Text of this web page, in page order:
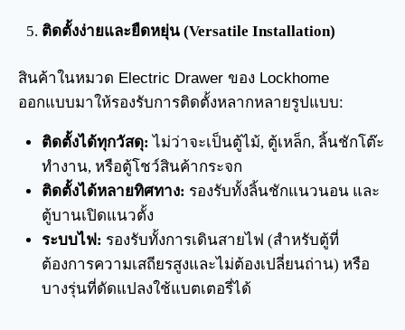
ติดตั้งง่ายและยืดหยุ่น (Versatile Installation)
สินค้าในหมวด Electric Drawer ของ Lockhome
ออกแบบมาให้รองรับการติดตั้งหลากหลายรูปแบบ:
ติดตั้งได้ทุกวัสดุ: ไม่ว่าจะเป็นตู้ไม้, ตู้เหล็ก, ลิ้นชักโต๊ะ
ทำงาน, หรือตู้โชว์สินค้ากระจก
ติดตั้งได้หลายทิศทาง: รองรับทั้งลิ้นชักแนวนอน และ
ตู้บานเปิดแนวตั้ง
ระบบไฟ: รองรับทั้งการเดินสายไฟ (สำหรับตู้ที่
ต้องการความเสถียรสูงและไม่ต้องเปลี่ยนถ่าน) หรือ
บางรุ่นที่ดัดแปลงใช้แบตเตอรี่ได้